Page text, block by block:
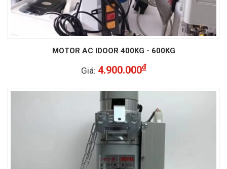
MOTOR AC IDOOR 400KG - 600KG
Giá: 4.900.000đ